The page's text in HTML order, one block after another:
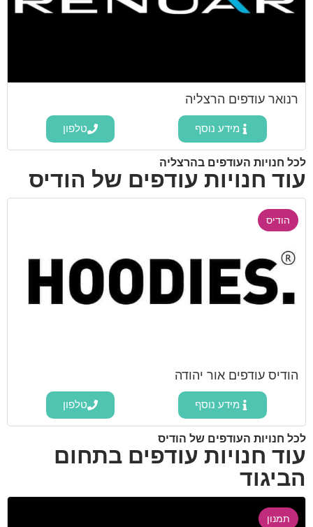
רנואר עודפים הרצליה
מידע נוסף טלפון
לכל חנויות העודפים בהרצליה
עוד חנויות עודפים של הודיס
הודיס
הודיס עודפים אור יהודה
מידע נוסף טלפון
לכל חנויות העודפים של הודיס
עוד חנויות עודפים בתחום
הביגוד
תמנון